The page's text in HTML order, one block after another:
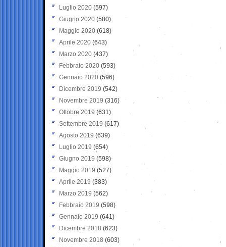
Luglio 2020 (597)
Giugno 2020 (580)
Maggio 2020 (618)
Aprile 2020 (643)
Marzo 2020 (437)
Febbraio 2020 (593)
Gennaio 2020 (596)
Dicembre 2019 (542)
Novembre 2019 (316)
Ottobre 2019 (631)
Settembre 2019 (617)
Agosto 2019 (639)
Luglio 2019 (654)
Giugno 2019 (598)
Maggio 2019 (527)
Aprile 2019 (383)
Marzo 2019 (562)
Febbraio 2019 (598)
Gennaio 2019 (641)
Dicembre 2018 (623)
Novembre 2018 (603)